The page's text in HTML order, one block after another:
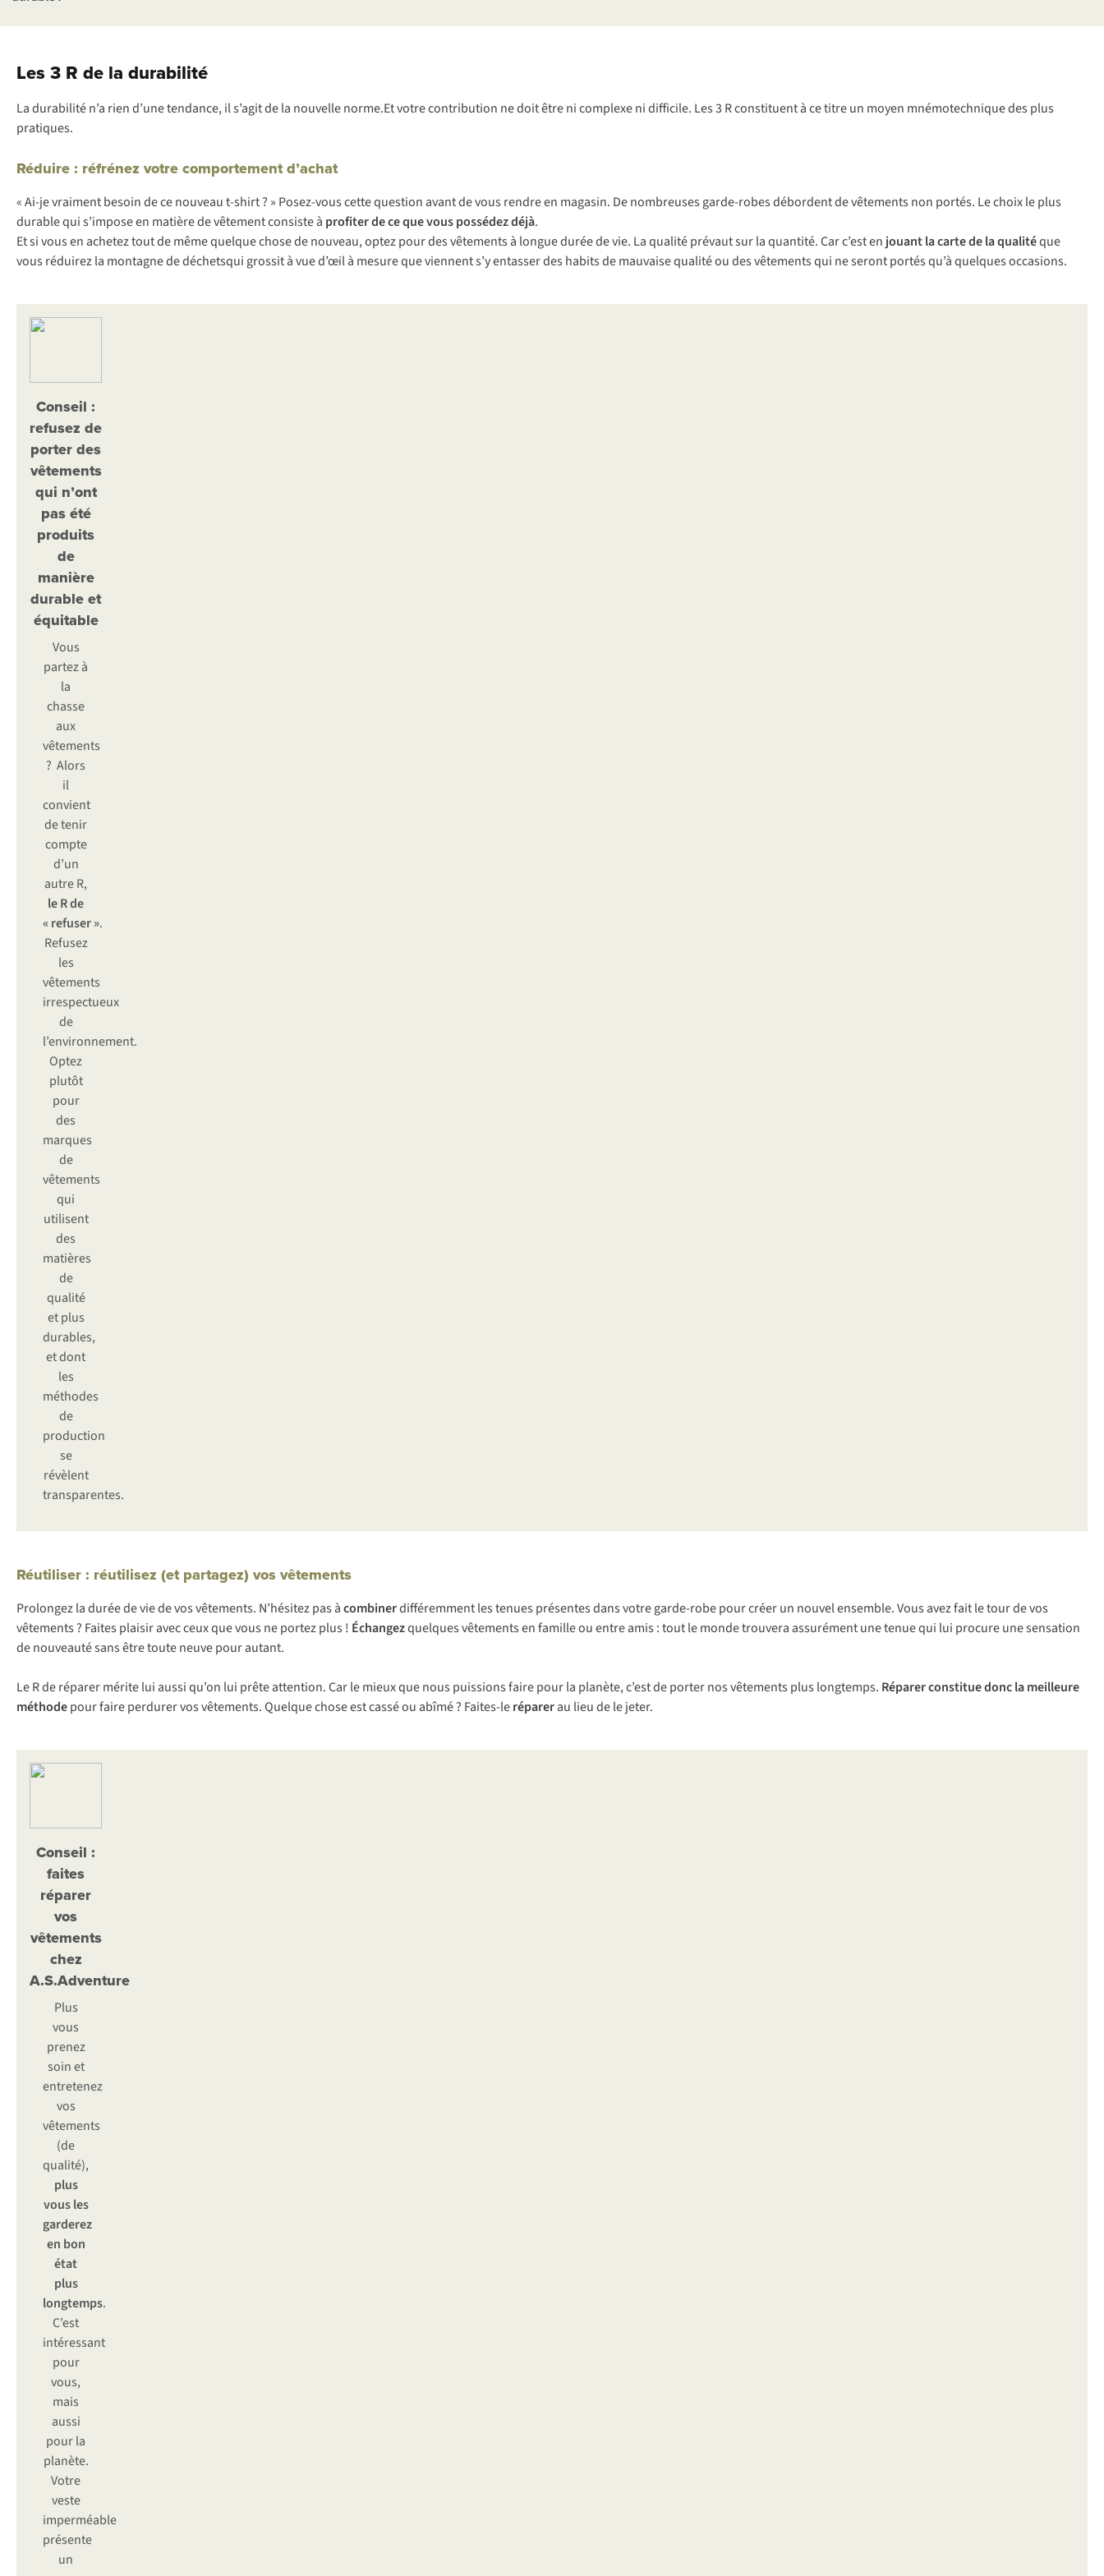
Les 3 R de la durabilité
La durabilité n’a rien d’une tendance, il s’agit de la nouvelle norme.Et votre contribution ne doit être ni complexe ni difficile. Les 3 R constituent à ce titre un moyen mnémotechnique des plus
pratiques.
Réduire : réfrénez votre comportement d’achat
« Ai-je vraiment besoin de ce nouveau t-shirt ? » Posez-vous cette question avant de vous rendre en magasin. De nombreuses garde-robes débordent de vêtements non portés. Le choix le plus
durable qui s’impose en matière de vêtement consiste à profiter de ce que vous possédez déjà.
Et si vous en achetez tout de même quelque chose de nouveau, optez pour des vêtements à longue durée de vie. La qualité prévaut sur la quantité. Car c’est en jouant la carte de la qualitéque
vous réduirez la montagne de déchetsqui grossit à vue d’œil à mesure que viennent s’y entasser des habits de mauvaise qualité ou des vêtements qui ne seront portés qu’à quelques occasions.
Conseil :
refusez de
porter des
vêtements
qui n’ont
pas été
produits
de
manière
durable et
équitable
Vous
partez à
la
chasse
aux
vêtements
? Alors
il
convient
de tenir
compte
d’un
autre R,
le R de
« refuser ».
Refusez
les
vêtements
irrespectueux
de
l’environnement.
Optez
plutôt
pour
des
marques
de
vêtements
qui
utilisent
des
matières
de
qualité
et plus
durables,
et dont
les
méthodes
de
production
se
révèlent
transparentes.
Réutiliser : réutilisez (et partagez) vos vêtements
Prolongez la durée de vie de vos vêtements. N’hésitez pas àcombinerdifféremment les tenues présentes dans votre garde-robe pour créer un nouvel ensemble. Vous avez fait le tour de vos
vêtements ? Faites plaisir avec ceux que vous ne portez plus ! Échangezquelques vêtements en famille ou entre amis : tout le monde trouvera assurément une tenue qui lui procure une sensation
de nouveauté sans être toute neuve pour autant.
Le R de réparer mérite lui aussi qu’on lui prête attention. Car le mieux que nous puissions faire pour la planète, c’est de porter nos vêtements plus longtemps. Réparer constitue donc la meilleure
méthodepour faire perdurer vos vêtements. Quelque chose est cassé ou abîmé ? Faites-leréparerau lieu de le jeter.
Conseil :
faites
réparer
vos
vêtements
chez
A.S.Adventure
Plus
vous
prenez
soin et
entretenez
vos
vêtements
(de
qualité),
plus
vous les
garderez
en bon
état
plus
longtemps.
C’est
intéressant
pour
vous,
mais
aussi
pour la
planète.
Votre
veste
imperméable
présente
un